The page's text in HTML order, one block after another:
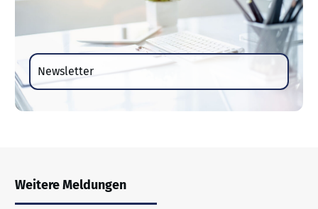
Newsletter
Weitere Meldungen